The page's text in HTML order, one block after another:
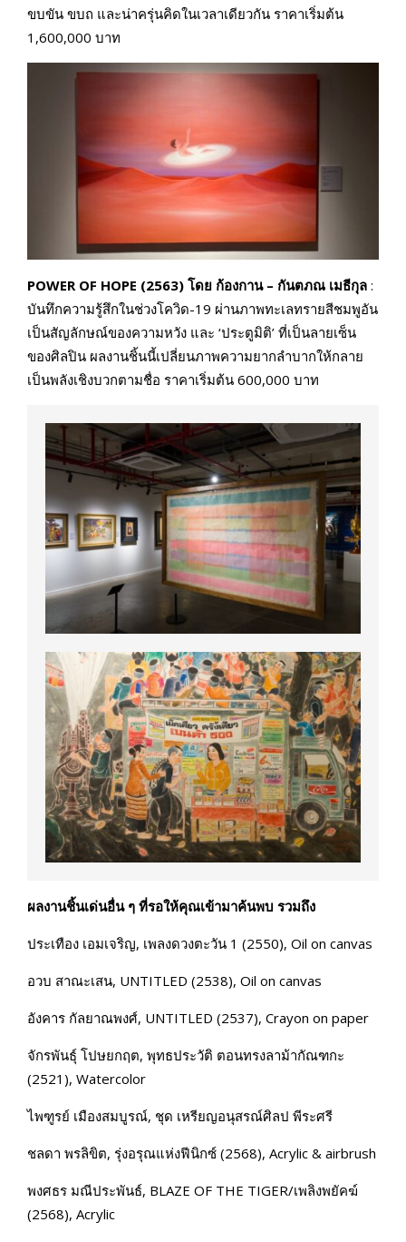
ขบขัน ขบถ และน่าครุ่นคิดในเวลาเดียวกัน ราคาเริ่มต้น
1,600,000 บาท
POWER OF HOPE (2563) โดย ก้องกาน – กันตภณ เมธีกุล :
บันทึกความรู้สึกในช่วงโควิด-19 ผ่านภาพทะเลทรายสีชมพูอัน
เป็นสัญลักษณ์ของความหวัง และ ‘ประตูมิติ’ ที่เป็นลายเซ็น
ของศิลปิน ผลงานชิ้นนี้เปลี่ยนภาพความยากลำบากให้กลาย
เป็นพลังเชิงบวกตามชื่อ ราคาเริ่มต้น 600,000 บาท
ผลงานชิ้นเด่นอื่น ๆ ที่รอให้คุณเข้ามาค้นพบ รวมถึง
ประเทือง เอมเจริญ, เพลงดวงตะวัน 1 (2550), Oil on canvas
อวบ สาณะเสน, UNTITLED (2538), Oil on canvas
อังคาร กัลยาณพงศ์, UNTITLED (2537), Crayon on paper
จักรพันธุ์ โปษยกฤต, พุทธประวัติ ตอนทรงลาม้ากัณฑกะ
(2521), Watercolor
ไพฑูรย์ เมืองสมบูรณ์, ชุด เหรียญอนุสรณ์ศิลป พีระศรี
ชลดา พรลิขิต, รุ่งอรุณแห่งฟีนิกซ์ (2568), Acrylic & airbrush
พงศธร มณีประพันธ์, BLAZE OF THE TIGER/เพลิงพยัคฆ์
(2568), Acrylic